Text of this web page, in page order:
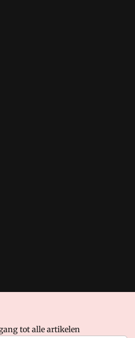
VMN media. Lees in
Op gebruik van deze site zijn de
tot alle artikelen